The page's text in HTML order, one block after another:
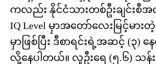
ကလည်း နိုင်ငံသားတစ်ဦးချင်းစီအ
IQ Level မှာအတော်လေးမြင့်မာ
မှာဖြစ်ပြီး ဒီစာရင်းရဲ့အဆင့် (၃)
လို့နေပါတယ်။ လူဦးရေ (၅.၆) သန်